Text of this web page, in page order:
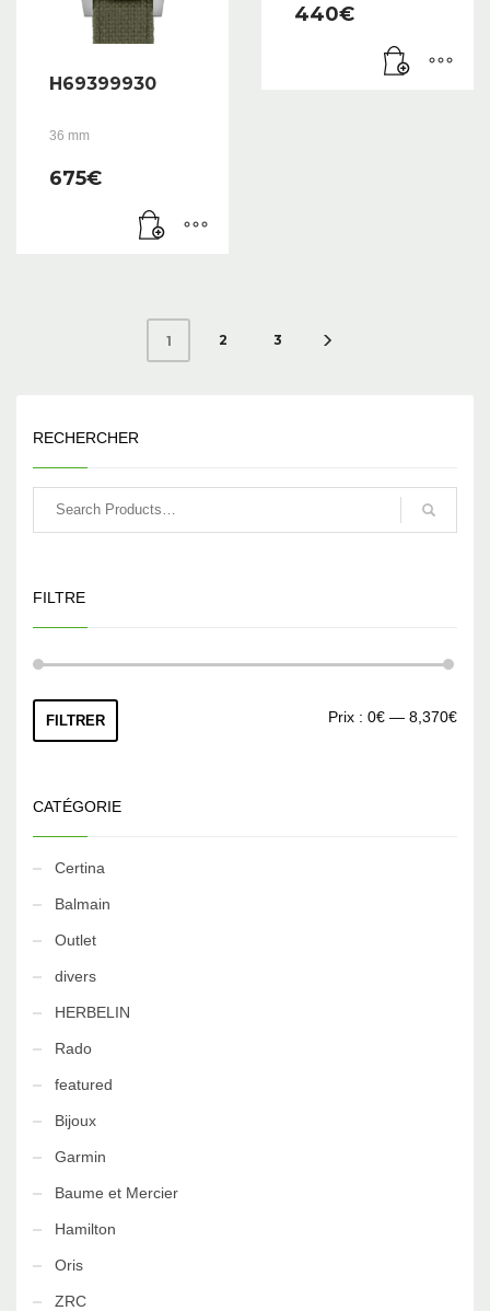
H69399930
36 mm
675€
440€
1 2 3
RECHERCHER
FILTRE
Prix
Prix
FILTRER Prix : 0€ — 8,370€
CATÉGORIE
Certina
Balmain
Outlet
divers
HERBELIN
Rado
featured
Bijoux
Garmin
Baume et Mercier
Hamilton
Oris
ZRC